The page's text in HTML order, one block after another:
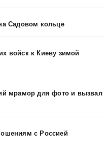
Садовом кольце
войск к Киеву зимой
мрамор для фото и вызвал
с Россией